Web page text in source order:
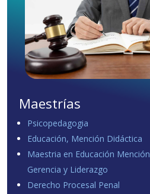
Maestrías
Psicopedagogia
Educación, Mención Didáctica
Maestria en Educación Mención
Gerencia y Liderazgo
Derecho Procesal Penal